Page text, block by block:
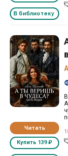
В библиотеку
Читать
Купить 139 ₽